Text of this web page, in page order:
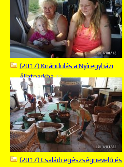
(2017) Kirándulás a Nyíregyházi
Állatparkba (56)
(2017) Családi egészségnevelő és